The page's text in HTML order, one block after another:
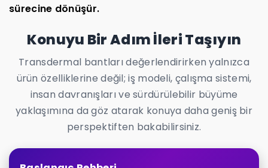
sürecine dönüşür.
Konuyu Bir Adım İleri Taşıyın
Transdermal bantları değerlendirirken yalnızca
ürün özelliklerine değil; iş modeli, çalışma sistemi,
insan davranışları ve sürdürülebilir büyüme
yaklaşımına da göz atarak konuya daha geniş bir
perspektiften bakabilirsiniz.